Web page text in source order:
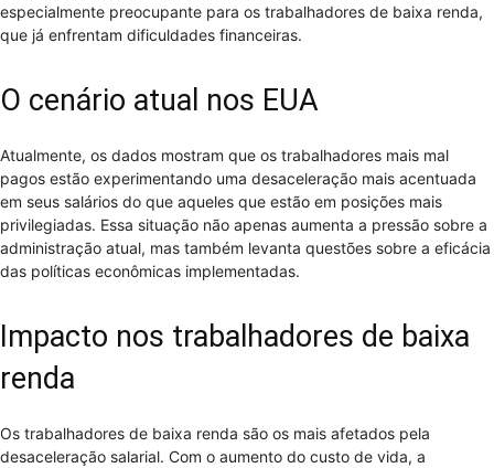
especialmente preocupante para os trabalhadores de baixa renda,
que já enfrentam dificuldades financeiras.
O cenário atual nos EUA
Atualmente, os dados mostram que os trabalhadores mais mal
pagos estão experimentando uma desaceleração mais acentuada
em seus salários do que aqueles que estão em posições mais
privilegiadas. Essa situação não apenas aumenta a pressão sobre a
administração atual, mas também levanta questões sobre a eficácia
das políticas econômicas implementadas.
Impacto nos trabalhadores de baixa
renda
Os trabalhadores de baixa renda são os mais afetados pela
desaceleração salarial. Com o aumento do custo de vida, a